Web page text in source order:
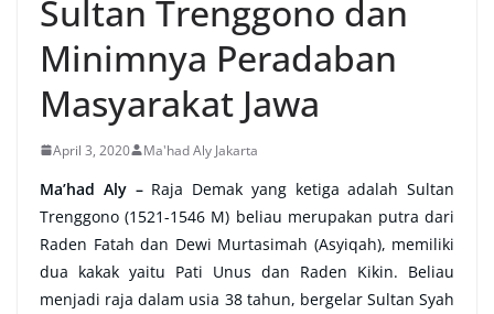
Sultan Trenggono dan
Minimnya Peradaban
Masyarakat Jawa
April 3, 2020 Ma'had Aly Jakarta
Ma’had Aly –Raja Demak yang ketiga adalah Sultan
Trenggono (1521-1546 M) beliau merupakan putra dari
Raden Fatah dan Dewi Murtasimah (Asyiqah), memiliki
dua kakak yaitu Pati Unus dan Raden Kikin. Beliau
menjadi raja dalam usia 38 tahun, bergelar Sultan Syah